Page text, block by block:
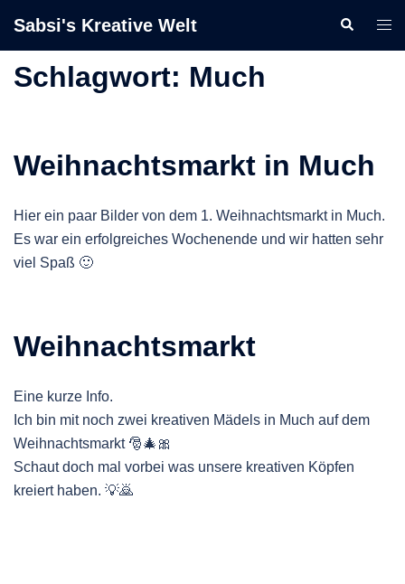
Inhalt
Sabsi's Kreative Welt Suche
Schlagwort: Much
Weihnachtsmarkt in Much
Hier ein paar Bilder von dem 1. Weihnachtsmarkt in Much.
Es war ein erfolgreiches Wochenende und wir hatten sehr
viel Spaß 🙂
Weihnachtsmarkt
Eine kurze Info.
Ich bin mit noch zwei kreativen Mädels in Much auf dem
Weihnachtsmarkt 🎅🎄🎀
Schaut doch mal vorbei was unsere kreativen Köpfen
kreiert haben. 💡🙇